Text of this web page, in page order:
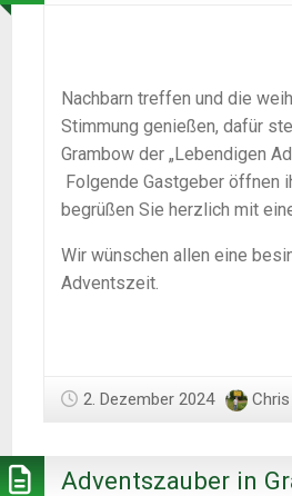
Nachbarn treffen und die
Stimmung genießen, dafür
Grambow der „Lebendigen
Folgende Gastgeber öffnen
begrüßen Sie herzlich mit
Wir wünschen allen eine
Adventszeit.
2. Dezember 2024
Adventszauber in